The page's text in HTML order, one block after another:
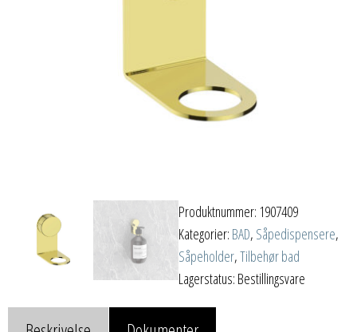
Produktnummer: 1907409
Kategorier: BAD, Såpedispensere,
Såpeholder,Tilbehør bad
Lagerstatus: Bestillingsvare